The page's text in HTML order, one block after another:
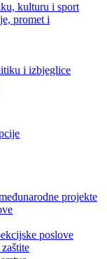
kulturu i sport
promet i
i izbjeglice
projekte
poslove